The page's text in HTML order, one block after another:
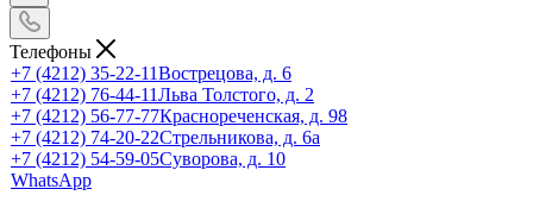
Телефоны
+7 (4212) 35-22-11Вострецова, д. 6
+7 (4212) 76-44-11Льва Толстого, д. 2
+7 (4212) 56-77-77Краснореченская, д. 98
+7 (4212) 74-20-22Стрельникова, д. 6а
+7 (4212) 54-59-05Суворова, д. 10
WhatsApp